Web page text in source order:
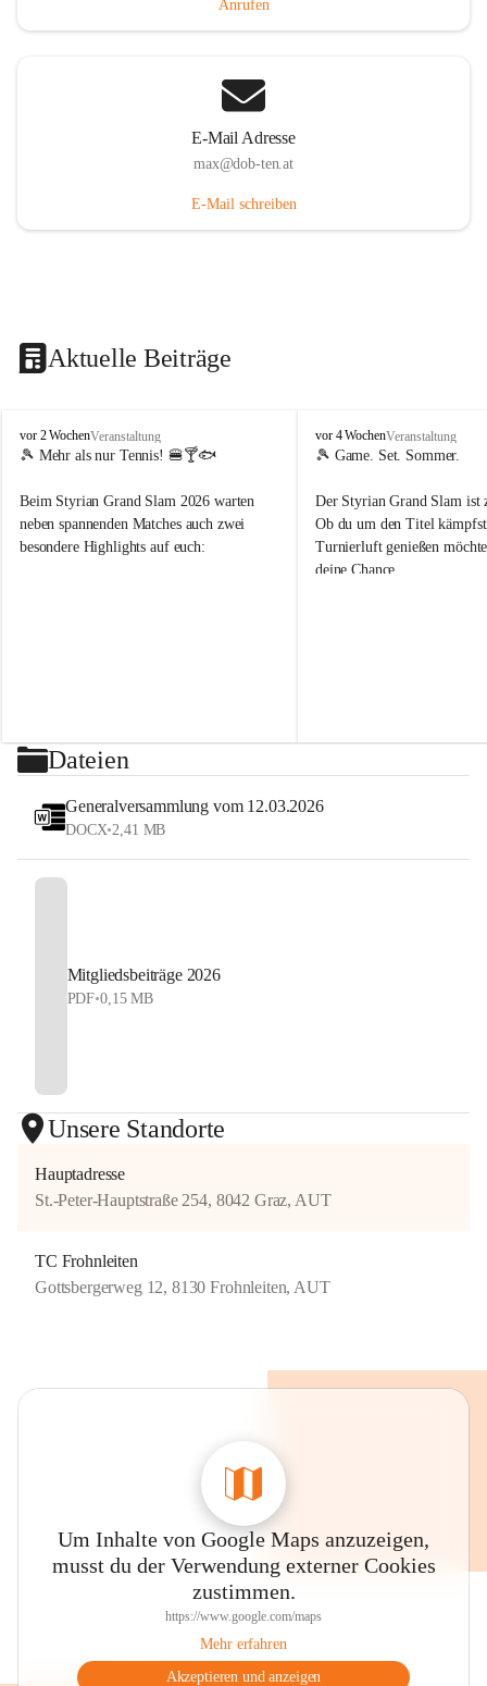
Anrufen
E-Mail Adresse
max@dob-ten.at
E-Mail schreiben
Aktuelle Beiträge
d
o
t
n
.
vor 2 WochenVeranstaltung
🎾 Mehr als nur Tennis! 🍔🍸🐟
Beim Styrian Grand Slam 2026 warten
neben spannenden Matches auch zwei
besondere Highlights auf euch:
⏰ Nennschluss: 27. Juli 2026, 23:59 Uhr
Jetzt anmelden und Tennis, Kulinarik und
Sommerstimmung erleben!
d
o
t
e
n
.
t
vor 4 WochenVeranstaltung
🎾 Game. Set. Sommer.
Der Styrian Grand Slam ist
Ob du um den Titel
Turnierluft genießen
deine Chance.
#StyrianGrandSlam
#allyouneedisballs
Dateien
Generalversammlung vom 12.03.2026
DOCX•2,41 MB
Mitgliedsbeiträge 2026
PDF•0,15 MB
Unsere Standorte
Hauptadresse
St.-Peter-Hauptstraße 254, 8042 Graz, AUT
TC Frohnleiten
Gottsbergerweg 12, 8130 Frohnleiten, AUT
Um Inhalte von Google Maps anzuzeigen,
musst du der Verwendung externer Cookies
zustimmen.
https://www.google.com/maps
Mehr erfahren
Akzeptieren und anzeigen